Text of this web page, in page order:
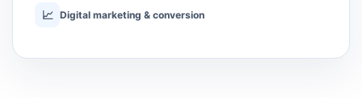
📈 Digital marketing & conversion